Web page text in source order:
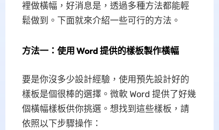
裡做橫幅，好消息是，透過多種方法都能輕
鬆做到。下面就來介紹一些可行的方法。
方法一：使用 Word 提供的樣板製作橫幅
要是你沒多少設計經驗，使用預先設計好的
樣板是個很棒的選擇。微軟 Word 提供了好幾
個橫幅樣板供你挑選。想找到這些樣板，請
依照以下步驟操作：